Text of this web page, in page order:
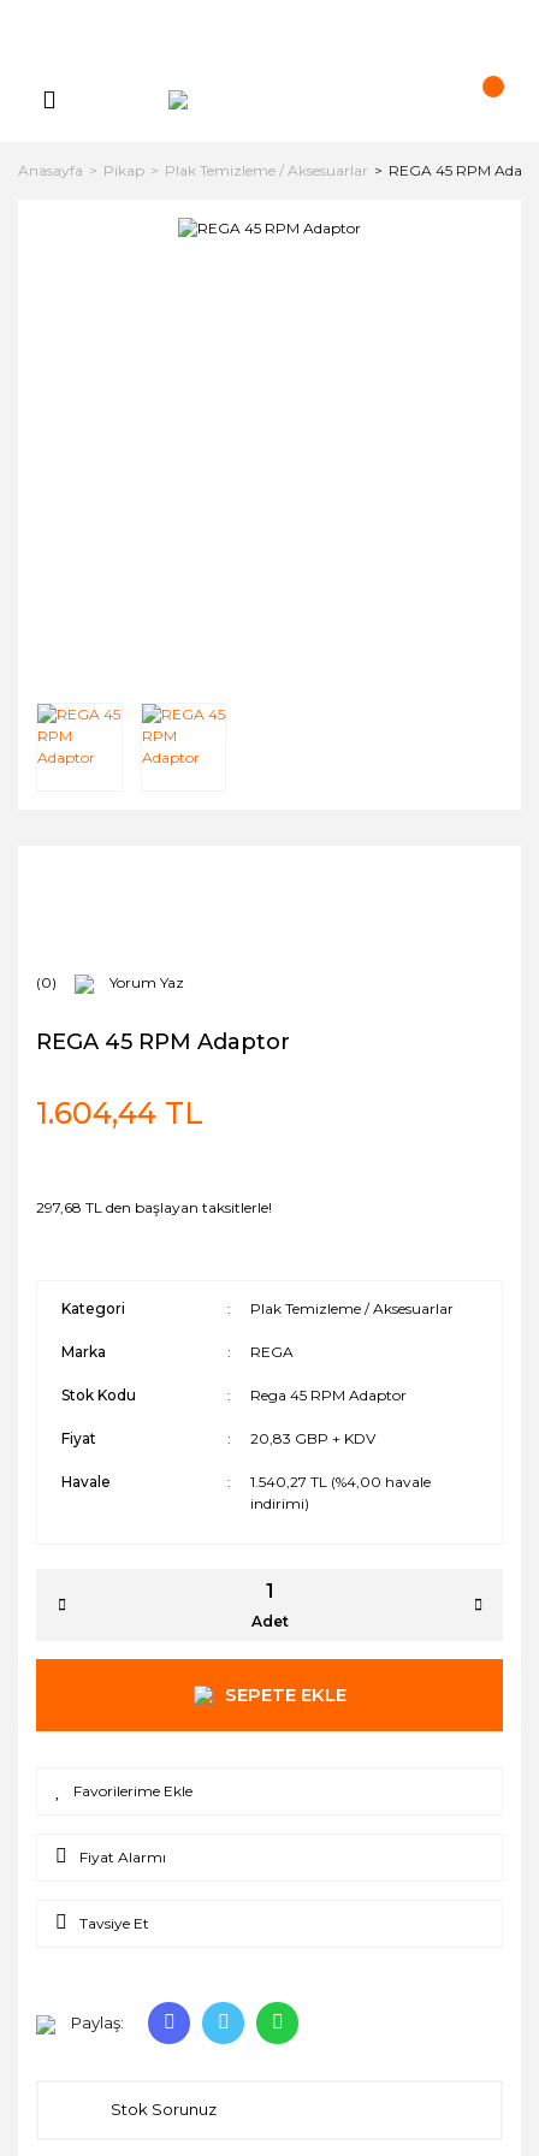
Anasayfa Pikap Plak Temizleme / Aksesuarlar REGA 45 RPM
(0) Yorum Yaz
REGA 45 RPM Adaptor
1.604,44 TL
297,68 TL den başlayan taksitlerle!
Kategori Plak Temizleme / Aksesuarlar
Marka REGA
Stok Kodu Rega 45 RPM Adaptor
Fiyat 20,83 GBP + KDV
Havale
1.540,27 TL (%4,00 havale
indirimi)
Adet
SEPETE EKLE
Fiyat Alarmı
Tavsiye Et
Paylaş:
Stok Sorunuz